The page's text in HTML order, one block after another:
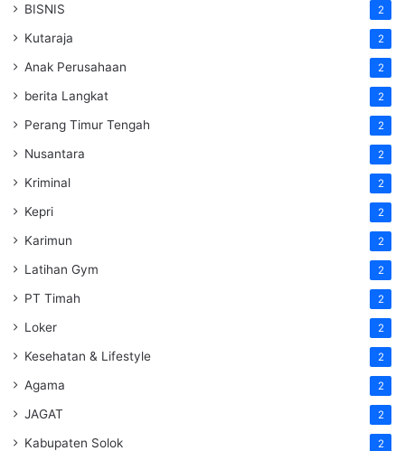
BISNIS 2
Kutaraja 2
Anak Perusahaan 2
berita Langkat 2
Perang Timur Tengah 2
Nusantara 2
Kriminal 2
Kepri 2
Karimun 2
Latihan Gym 2
PT Timah 2
Loker 2
Kesehatan & Lifestyle 2
Agama 2
JAGAT 2
Kabupaten Solok 2